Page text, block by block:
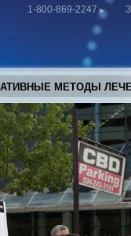
1-800-869-2247
МЕТОДЫ